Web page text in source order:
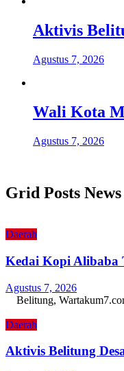
Aktivis
Agustus 7, 2026
Wali Kota
Agustus 7, 2026
Grid Posts News
Daerah
Kedai Kopi Alibaba
Agustus 7, 2026
Belitung,
Daerah
Aktivis Belitung